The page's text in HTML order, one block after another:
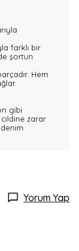
farklı bir
şortun
Hem
gibi
zarar
Yorum Yap